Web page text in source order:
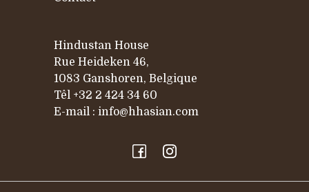
Hindustan House
Rue Heideken 46,
1083 Ganshoren, Belgique
Têl +32 2 424 34 60
E-mail : info@hhasian.com